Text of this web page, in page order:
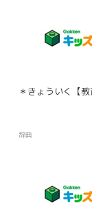
＊きょういく【教
辞典